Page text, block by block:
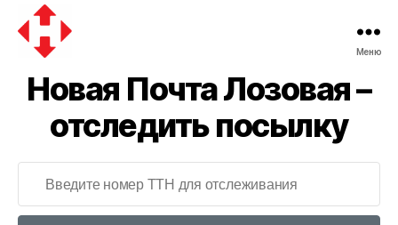
почта
Меню
Новая Почта Лозовая –
отследить посылку